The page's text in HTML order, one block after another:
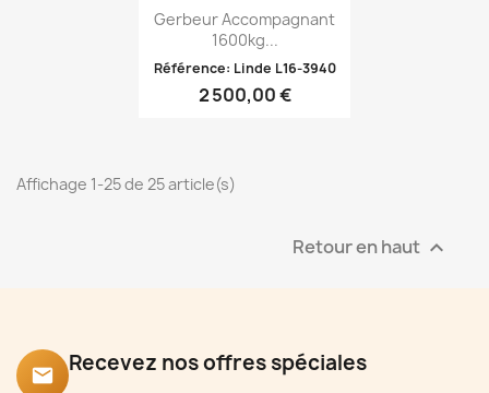
Aperçu rapide
Gerbeur Accompagnant
1600kg...
Référence: Linde L16-3940
2 500,00 €
Affichage 1-25 de 25 article(s)
Retour en haut 
email Recevez nos offres spéciales